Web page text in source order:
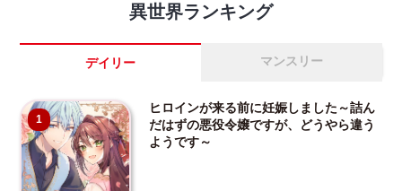
異世界ランキング
デイリー マンスリー
1
ヒロインが来る前に妊娠しました～詰ん
だはずの悪役令嬢ですが、どうやら違う
ようです～